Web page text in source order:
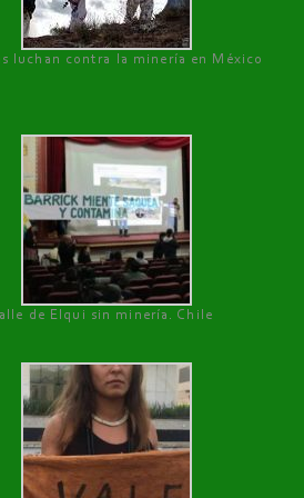
luchan contra la minería en México
de Elqui sin minería. Chile